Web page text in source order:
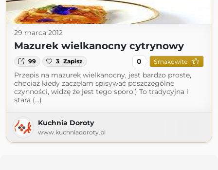
29 marca 2012
Mazurek wielkanocny cytrynowy
99 3 Zapisz 0 Smakowite
Przepis na mazurek wielkanocny, jest bardzo proste,
chociaż kiedy zaczęłam spisywać poszczególne
czynności, widzę że jest tego sporo:) To tradycyjna i
stara (...)
Kuchnia Doroty
www.kuchniadoroty.pl